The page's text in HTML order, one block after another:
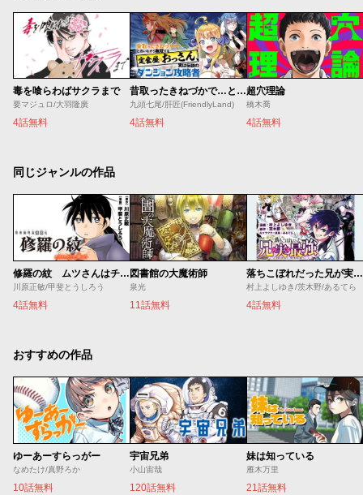
毒を喰らわばサクラまで
要マジュロ/大羽隆廣
4話無料
昔取ったきねづかで…と言いながら無双する定食屋のおっさん、実は伝説のダンジョン攻略者
九頭七尾/肝匠(FriendlyLand)
4話無料
超穴理論
橋木喬
4話無料
同じジャンルの作品
修羅の紋 ムツさんはチョー強い？！
川原正敏/甲斐とうしろう
4話無料
図書館の大魔術師
泉光
11話無料
落ちこぼれだった兄が実は最強 ～史上最強の勇者は転生し、学園で無自覚に無双する～
村上よしゆき/茨木野/あるてら
4話無料
おすすめの作品
ゆーあーすらっがー
なめたけ/真野ろか
10話無料
宇宙兄弟
小山宙哉
120話無料
妹は知っている
雁木万里
21話無料